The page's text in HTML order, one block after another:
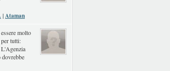
|Ataman
molto
tutti:
dovrebbe